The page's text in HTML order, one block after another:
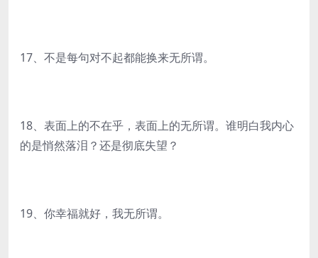
17、不是每句对不起都能换来无所谓。
18、表面上的不在乎，表面上的无所谓。谁明白我内心
的是悄然落泪？还是彻底失望？
19、你幸福就好，我无所谓。